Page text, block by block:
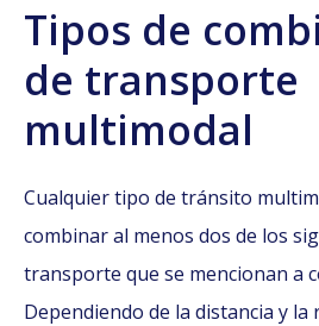
Tipos de
de transporte
multimodal
Cualquier tipo de tránsito
combinar al menos dos de los
transporte que se mencionan a
Dependiendo de la distancia y